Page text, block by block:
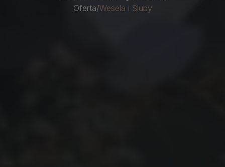
Oferta/Wesela i Śluby